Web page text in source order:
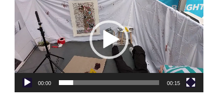
00:00 00:15